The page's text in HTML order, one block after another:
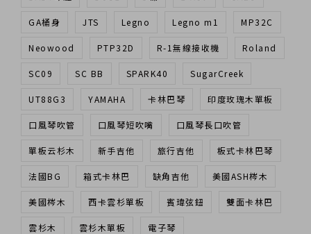
GA桶身 JTS Legno Legno m1 MP32C
Neowood PTP32D R-1無線接收機 Roland
SC09 SC BB SPARK40 SugarCreek
UT88G3 YAMAHA 卡林巴琴 印度玫瑰木單板
口風琴吹管 口風琴短吹嘴 口風琴長口吹管
單板云杉木 新手吉他 旅行吉他 板式卡林巴琴
法國BG 箱式卡林巴 缺角吉他 美國ASH梣木
美國梣木 西卡雲杉單板 賓瑋弦鈕 雙面卡林巴
雲杉木 雲杉木單板 電子琴